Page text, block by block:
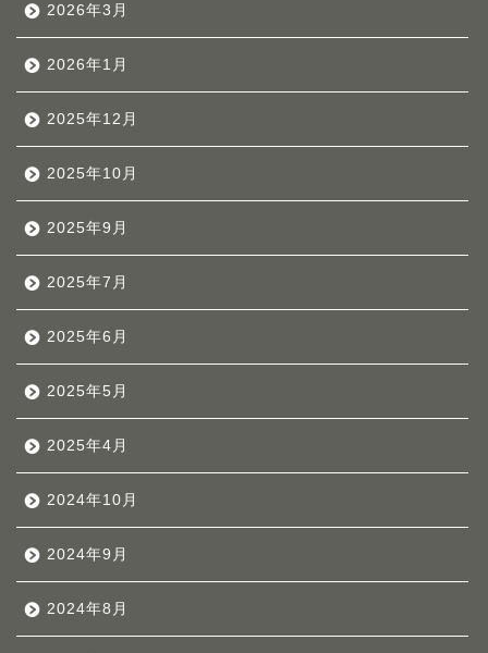
2026年3月
2026年1月
2025年12月
2025年10月
2025年9月
2025年7月
2025年6月
2025年5月
2025年4月
2024年10月
2024年9月
2024年8月